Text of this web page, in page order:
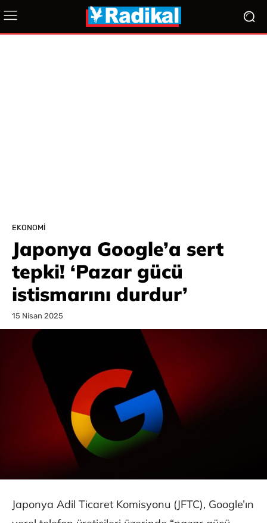
EKONOMI
Japonya Google’a sert
tepki! ‘Pazar gücü
istismarını durdur’
15 Nisan 2025
Japonya Adil Ticaret Komisyonu (JFTC), Google’ın